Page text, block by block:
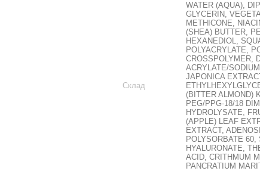
Склад
WATER (AQUA),
GLYCERIN,
METHICONE,
(SHEA) BUTTER,
HEXANEDIOL,
POLYACRYLATE,
CROSSPOLYMER,
ACRYLATE/
JAPONICA
(BITTER ALMOND)
PEG/PPG-18/18
HYDROLYSATE,
(APPLE) LEAF
EXTRACT,
POLYSORBATE
HYALURONATE,
ACID, CRITHMUM
PANCRATIUM